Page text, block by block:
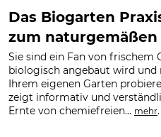
Das Biogarten
zum
Sie sind ein Fan von frischem
biologisch angebaut wird
Ihrem eigenen Garten
zeigt informativ und
Ernte von chemiefreien... mehr.